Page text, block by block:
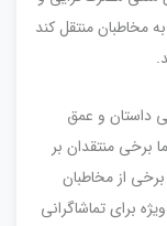
مخاطبان منتقل کند
داستان و عمق
برخی منتقدان بر
از مخاطبان
برای تماشاگرانی